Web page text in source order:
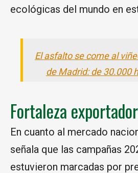
ecológicas del mundo en
El asfalto se come al
de Madrid: de 30.000
Fortaleza
En cuanto al mercado
señala que las campañas
estuvieron marcadas por